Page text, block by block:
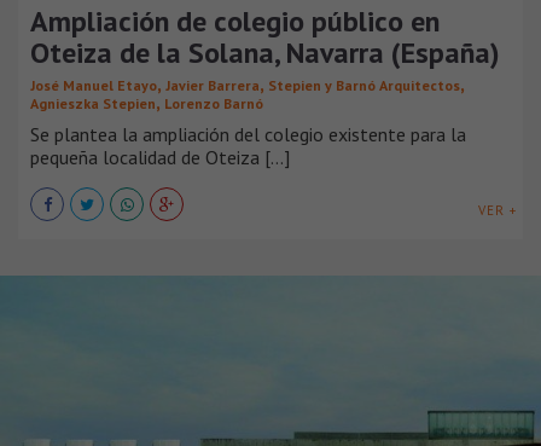
Ampliación de colegio público en
Oteiza de la Solana, Navarra (España)
José Manuel Etayo, Javier Barrera, Stepien y Barnó Arquitectos,
Agnieszka Stepien, Lorenzo Barnó
Se plantea la ampliación del colegio existente para la
pequeña localidad de Oteiza [...]
VER +